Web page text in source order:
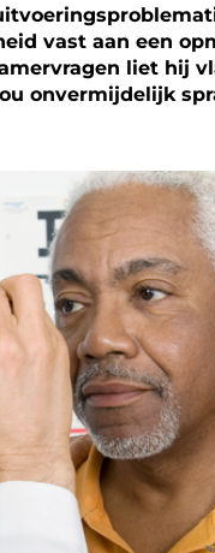
vast aan een
liet hij
onvermijdelijk